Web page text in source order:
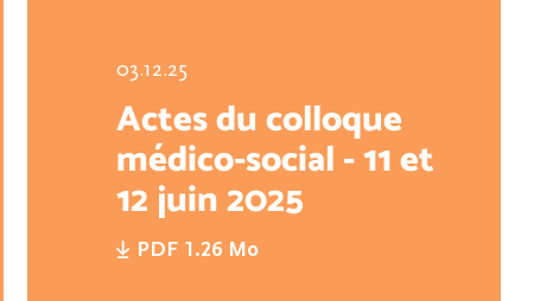
03.12.25
Actes du colloque
médico-social - 11 et
12 juin 2025
PDF 1.26 Mo